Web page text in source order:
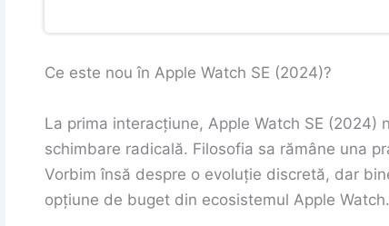
Ce este nou în Apple Watch SE (2024)?
La prima interacțiune, Apple Watch SE
schimbare radicală. Filosofia sa rămâne una
Vorbim însă despre o evoluție discretă, dar
opțiune de buget din ecosistemul Apple Watch.